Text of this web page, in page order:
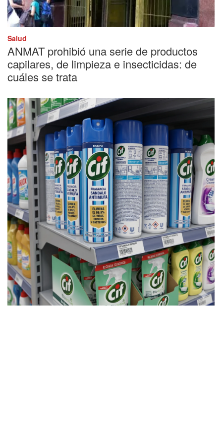
Salud
ANMAT prohibió una serie de productos
capilares, de limpieza e insecticidas: de
cuáles se trata
Polémica
Marcha atrás de Sturzenegger: aclaró caso
del desinfectante "anti-mufa" de la ANMAT
y confirmó "final feliz"